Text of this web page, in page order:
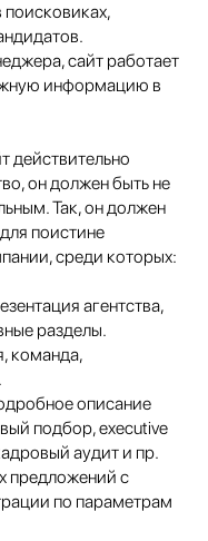
поисковиках,
сайт работает
информацию в
действительно
он должен быть не
Так, он должен
поистине
среди которых:
агентства,
разделы.
команда,
описание
подбор, executive
аудит и пр.
предложений с
по параметрам